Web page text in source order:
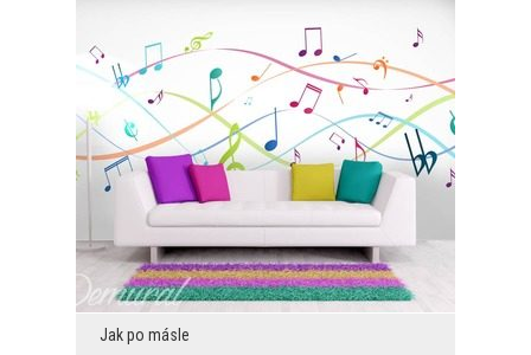
Jak po másle